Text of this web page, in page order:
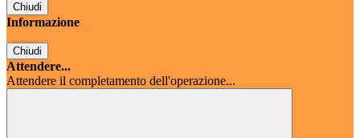
Chiudi
Informazione
Chiudi
Attendere...
Attendere il completamento dell'operazione...